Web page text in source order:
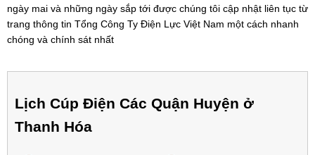
ngày mai và những ngày sắp tới được chúng tôi cập nhật liên tục từ
trang thông tin Tổng Công Ty Điện Lực Việt Nam một cách nhanh
chóng và chính sát nhất
Lịch Cúp Điện Các Quận Huyện ở
Thanh Hóa